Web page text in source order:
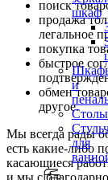
шкаф
и
Столы
для
поиск
продажа
легальное
покупка
быстрое
обмен
другое.
Мы всегда рады
есть какие-либо
касающиеся